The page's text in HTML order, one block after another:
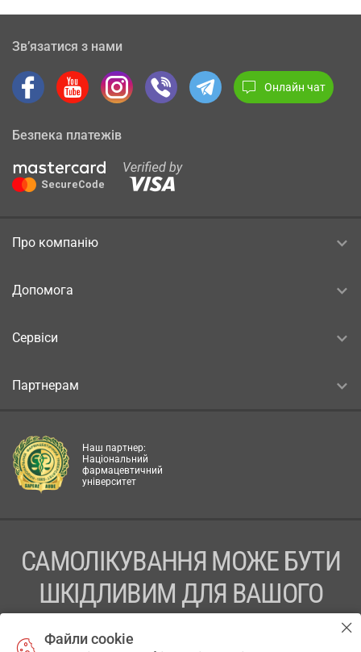
Зв’язатися з нами
Онлайн чат
Безпека платежів
Про компанію
Допомога
Сервіси
Партнерам
Наш партнер:
Національний
фармацевтичний
університет
САМОЛІКУВАННЯ МОЖЕ БУТИ
ШКІДЛИВИМ ДЛЯ ВАШОГО
Файли cookie